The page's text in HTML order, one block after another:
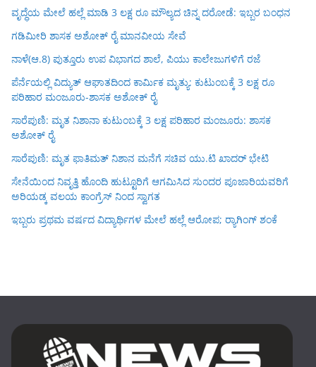
ವೃದ್ಧೆಯ ಮೇಲೆ ಹಲ್ಲೆ ಮಾಡಿ 3 ಲಕ್ಷ ರೂ ಮೌಲ್ಯದ ಚಿನ್ನ ದರೋಡೆ: ಇಬ್ಬರ ಬಂಧನ
ಗಡಿಮೀರಿ ಶಾಸಕ ಅಶೋಕ್ ರೈ ಮಾನವೀಯ ಸೇವೆ
ನಾಳೆ(ಆ.8) ಪುತ್ತೂರು ಉಪ ವಿಭಾಗದ ಶಾಲೆ, ಪಿಯು ಕಾಲೇಜುಗಳಿಗೆ ರಜೆ
ಪೆರ್ನೆಯಲ್ಲಿ ವಿದ್ಯುತ್ ಆಘಾತದಿಂದ ಕಾರ್ಮಿಕ ಮೃತ್ಯು: ಕುಟುಂಬಕ್ಕೆ 3 ಲಕ್ಷ ರೂ
ಪರಿಹಾರ ಮಂಜೂರು-ಶಾಸಕ ಅಶೋಕ್ ರೈ
ಸಾರೆಪುಣಿ: ಮೃತ ನಿಶಾನಾ ಕುಟುಂಬಕ್ಕೆ 3 ಲಕ್ಷ ಪರಿಹಾರ ಮಂಜೂರು: ಶಾಸಕ
ಅಶೋಕ್ ರೈ
ಸಾರೆಪುಣಿ: ಮೃತ ಫಾತಿಮತ್ ನಿಶಾನ ಮನೆಗೆ ಸಚಿವ ಯು.ಟಿ ಖಾದರ್ ಭೇಟಿ
ಸೇನೆಯಿಂದ ನಿವೃತ್ತಿ ಹೊಂದಿ ಹುಟ್ಟೂರಿಗೆ ಆಗಮಿಸಿದ ಸುಂದರ ಪೂಜಾರಿಯವರಿಗೆ
ಅರಿಯಡ್ಕ ವಲಯ ಕಾಂಗ್ರೆಸ್ ನಿಂದ ಸ್ವಾಗತ
ಇಬ್ಬರು ಪ್ರಥಮ ವರ್ಷದ ವಿದ್ಯಾರ್ಥಿಗಳ ಮೇಲೆ ಹಲ್ಲೆ ಆರೋಪ; ರ‍್ಯಾಗಿಂಗ್ ಶಂಕೆ